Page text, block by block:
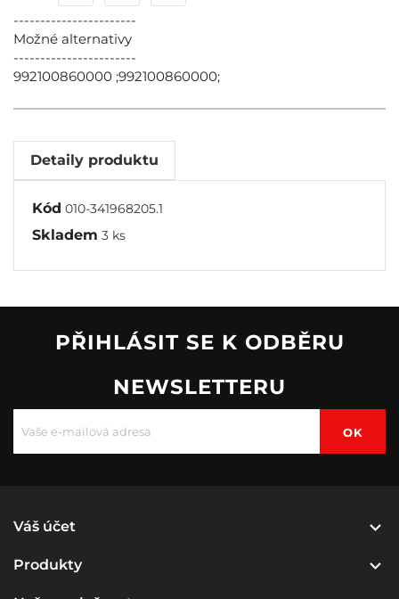
-----------------------
Možné alternativy
-----------------------
992100860000 ;992100860000;
Detaily produktu
Kód 010-341968205.1
Skladem 3 ks
PŘIHLÁSIT SE K ODBĚRU
NEWSLETTERU
Váš účet 
Produkty 